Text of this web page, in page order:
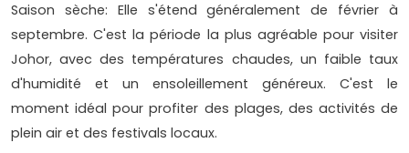
Saison sèche: Elle s'étend généralement de février à
septembre. C'est la période la plus agréable pour visiter
Johor, avec des températures chaudes, un faible taux
d'humidité et un ensoleillement généreux. C'est le
moment idéal pour profiter des plages, des activités de
plein air et des festivals locaux.